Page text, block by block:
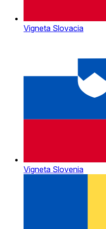
Vigneta Slovacia
Vigneta Slovenia